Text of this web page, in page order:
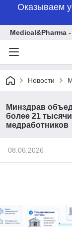
Оказываем
Medical&Pharma
Новости
Минздрав
более 21
медработников
08.06.2026